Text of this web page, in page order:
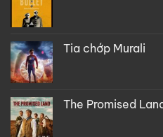
Tia chớp Murali
The Promised